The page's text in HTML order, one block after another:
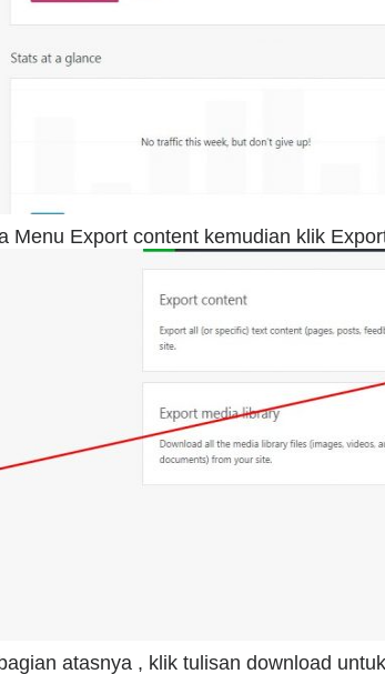
Export content kemudian klik Export
atasnya , klik tulisan download